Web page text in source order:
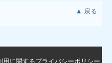
▲ 戻る
用に関するプライバシーポリシー